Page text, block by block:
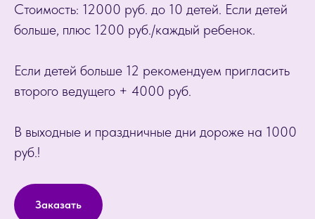
Стоимость: 12000 руб. до 10 детей. Если детей
больше, плюс 1200 руб./каждый ребенок.
Если детей больше 12 рекомендуем пригласить
второго ведущего + 4000 руб.
В выходные и праздничные дни дороже на 1000
руб.!
Заказать